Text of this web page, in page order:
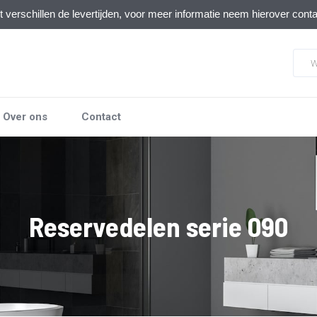
verschillen de levertijden, voor meer informatie neem hierover
Over ons Contact
Reservedelen serie 090